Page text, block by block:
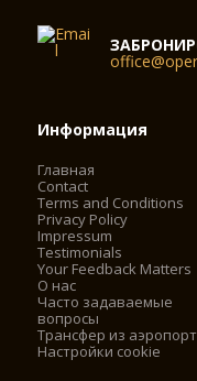
Информация
Главная
Contact
Terms and Conditions
Privacy Policy
Impressum
Testimonials
Your Feedback Matters
О нас
Часто задаваемые
вопросы
Трансфер из
Настройки cookie